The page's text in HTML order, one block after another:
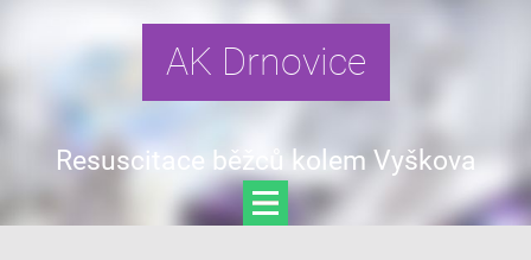
AK Drnovice
Resuscitace běžců kolem Vyškova